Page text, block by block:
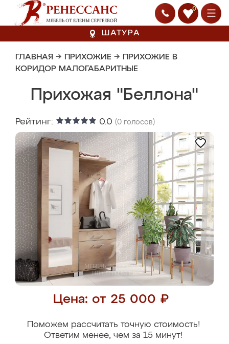
0
ШАТУРА
ГЛАВНАЯ → ПРИХОЖИЕ → ПРИХОЖИЕ В
КОРИДОР МАЛОГАБАРИТНЫЕ
Прихожая "Беллона"
Рейтинг: 0.0 (0 голосов)
Цена: от 25 000 ₽
Поможем рассчитать точную стоимость!
Ответим менее, чем за 15 минут!